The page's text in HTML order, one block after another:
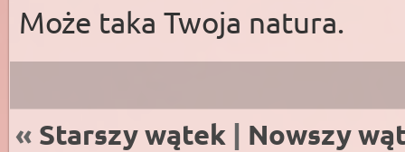
Może taka Twoja natura.
« Starszy wątek | Nowszy